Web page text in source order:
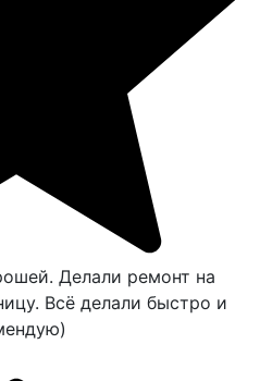
Делали ремонт на
Всё делали быстро и